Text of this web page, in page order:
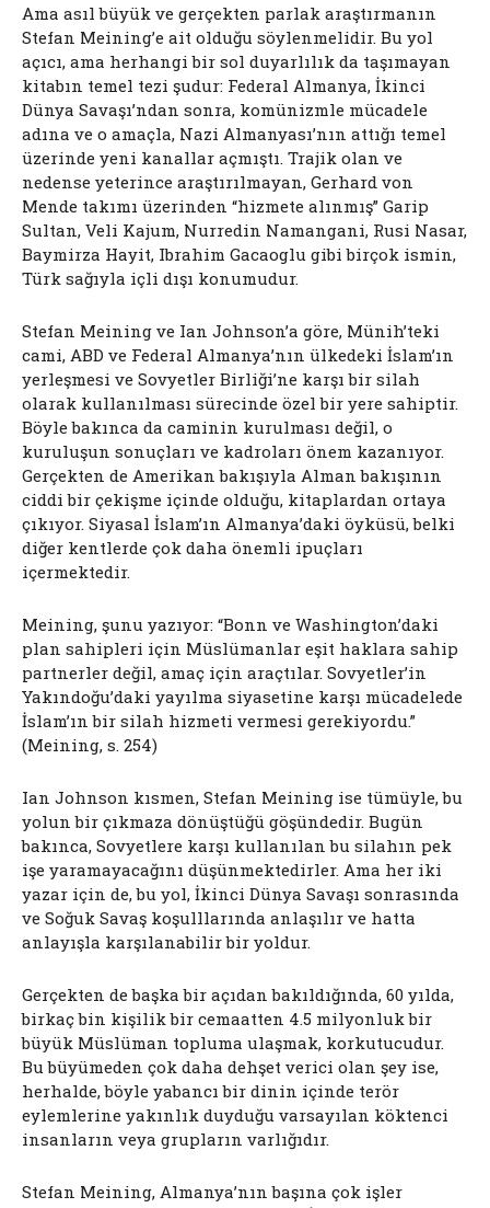
Ama asıl büyük ve gerçekten parlak araştırmanın
Stefan Meining’e ait olduğu söylenmelidir. Bu yol
açıcı, ama herhangi bir sol duyarlılık da taşımayan
kitabın temel tezi şudur: Federal Almanya, İkinci
Dünya Savaşı’ndan sonra, komünizmle mücadele
adına ve o amaçla, Nazi Almanyası’nın attığı temel
üzerinde yeni kanallar açmıştı. Trajik olan ve
nedense yeterince araştırılmayan, Gerhard von
Mende takımı üzerinden “hizmete alınmış” Garip
Sultan, Veli Kajum, Nurredin Namangani, Rusi Nasar,
Baymirza Hayit, Ibrahim Gacaoglu gibi birçok ismin,
Türk sağıyla içli dışı konumudur.
Stefan Meining ve Ian Johnson’a göre, Münih’teki
cami, ABD ve Federal Almanya’nın ülkedeki İslam’ın
yerleşmesi ve Sovyetler Birliği’ne karşı bir silah
olarak kullanılması sürecinde özel bir yere sahiptir.
Böyle bakınca da caminin kurulması değil, o
kuruluşun sonuçları ve kadroları önem kazanıyor.
Gerçekten de Amerikan bakışıyla Alman bakışının
ciddi bir çekişme içinde olduğu, kitaplardan ortaya
çıkıyor. Siyasal İslam’ın Almanya’daki öyküsü, belki
diğer kentlerde çok daha önemli ipuçları
içermektedir.
Meining, şunu yazıyor: “Bonn ve Washington’daki
plan sahipleri için Müslümanlar eşit haklara sahip
partnerler değil, amaç için araçtılar. Sovyetler’in
Yakındoğu’daki yayılma siyasetine karşı mücadelede
İslam’ın bir silah hizmeti vermesi gerekiyordu.”
(Meining, s. 254)
Ian Johnson kısmen, Stefan Meining ise tümüyle, bu
yolun bir çıkmaza dönüştüğü göşündedir. Bugün
bakınca, Sovyetlere karşı kullanılan bu silahın pek
işe yaramayacağını düşünmektedirler. Ama her iki
yazar için de, bu yol, İkinci Dünya Savaşı sonrasında
ve Soğuk Savaş koşulllarında anlaşılır ve hatta
anlayışla karşılanabilir bir yoldur.
Gerçekten de başka bir açıdan bakıldığında, 60 yılda,
birkaç bin kişilik bir cemaatten 4.5 milyonluk bir
büyük Müslüman topluma ulaşmak, korkutucudur.
Bu büyümeden çok daha dehşet verici olan şey ise,
herhalde, böyle yabancı bir dinin içinde terör
eylemlerine yakınlık duyduğu varsayılan köktenci
insanların veya grupların varlığıdır.
Stefan Meining, Almanya’nın başına çok işler